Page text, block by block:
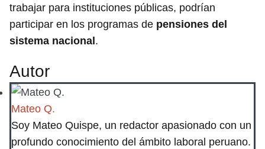
trabajar para instituciones públicas, podrían
participar en los programas de pensiones del
sistema nacional .
Autor
Mateo Q.
Soy Mateo Quispe, un redactor apasionado con un
profundo conocimiento del ámbito laboral peruano.